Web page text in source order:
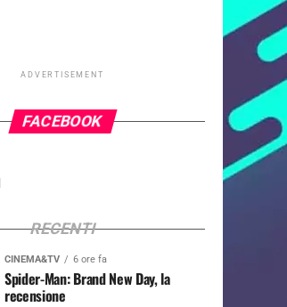
ADVERTISEMENT
FACEBOOK
RECENTI
CINEMA&TV 6 ore fa
Spider-Man: Brand New Day, la
recensione